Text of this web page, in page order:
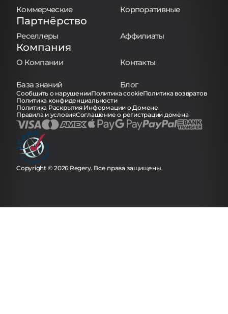
Коммерческие Корпоративные
Партнёрство
Реселлеры Аффилиаты
Компания
О Компании Контакты
База знаний Блог
Сообщить о нарушенииПолитика cookieПолитика возвратов
Политика конфиденциальности
Политика Раскрытия Информации о Домене
Правила и условияСоглашение о регистрации домена
Copyright © 2026 Regery. Все права защищены.